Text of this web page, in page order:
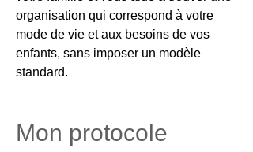
organisation qui correspond à votre
mode de vie et aux besoins de vos
enfants, sans imposer un modèle
standard.
Mon protocole